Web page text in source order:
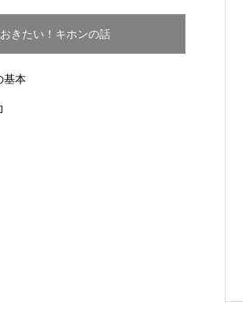
きたい！キホンの話
基本